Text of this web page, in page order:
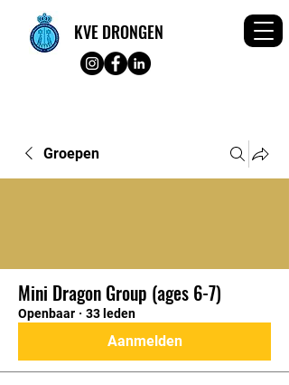
KVE DRONGEN
Groepen
Mini Dragon Group (ages 6-7)
Openbaar · 33 leden
Aanmelden